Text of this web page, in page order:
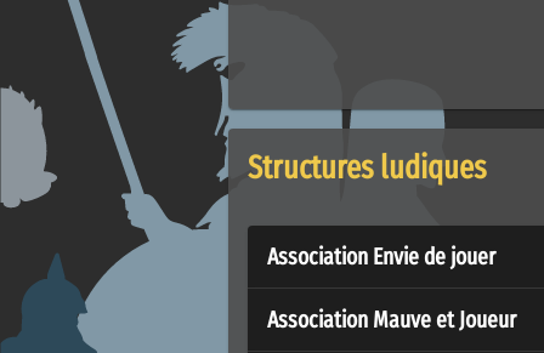
Structures ludiques
Association Envie de jouer
Association Mauve et Joueur